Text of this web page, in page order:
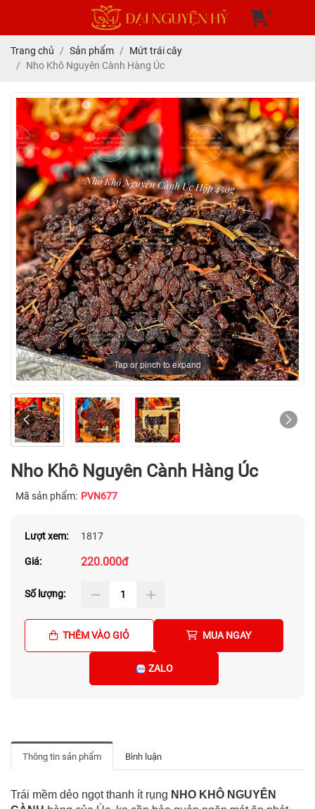
0
Trang chủ Sản phẩm
Mứt trái cây
Nho Khô Nguyên Cành Hàng Úc
Tap or pinch to expand
Nho Khô Nguyên Cành Hàng Úc
Mã sản phẩm: PVN677
Lượt xem: 1817
Giá: 220.000đ
Số lượng:
THÊM VÀO GIỎ MUA NGAY
ZALO
Thông tin sản phẩm Bình luận
Trái mềm dẻo ngọt thanh ít rụng NHO KHÔ NGUYÊN